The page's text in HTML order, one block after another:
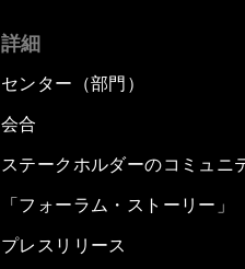
詳細
センター（部門）
会合
ステークホルダーのコミュニ
「フォーラム・ストーリー」
プレスリリース